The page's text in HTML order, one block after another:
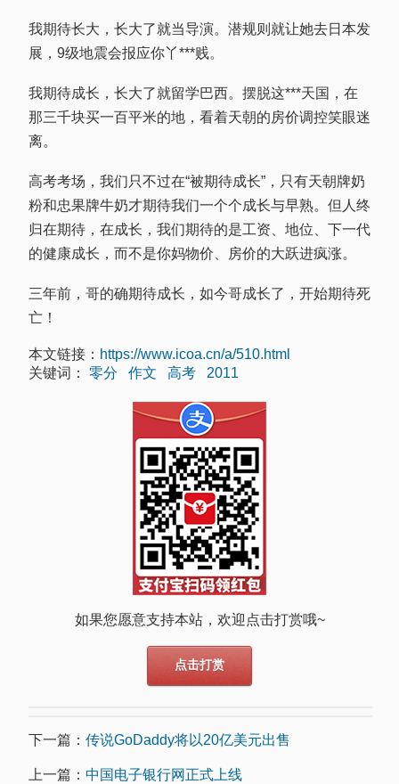
我期待长大，长大了就当导演。潜规则就让她去日本发
展，9级地震会报应你丫***贱。
我期待成长，长大了就留学巴西。摆脱这***天国，在
那三千块买一百平米的地，看着天朝的房价调控笑眼迷
离。
高考考场，我们只不过在“被期待成长”，只有天朝牌奶
粉和忠果牌牛奶才期待我们一个个成长与早熟。但人终
归在期待，在成长，我们期待的是工资、地位、下一代
的健康成长，而不是你妈物价、房价的大跃进疯涨。
三年前，哥的确期待成长，如今哥成长了，开始期待死
亡！
本文链接： https://www.icoa.cn/a/510.html
关键词： 零分 作文 高考 2011
如果您愿意支持本站，欢迎点击打赏哦~
点击打赏
下一篇： 传说GoDaddy将以20亿美元出售
上一篇： 中国电子银行网正式上线